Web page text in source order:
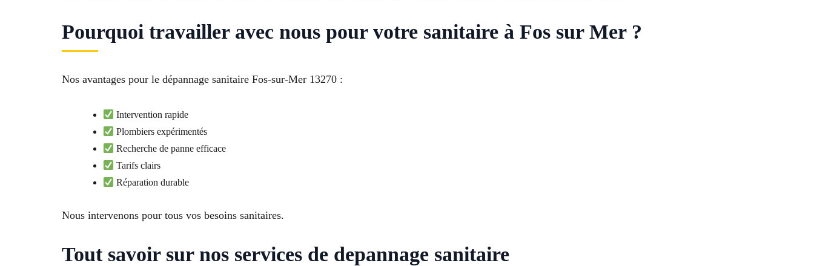
Pourquoi travailler avec nous pour votre sanitaire à Fos sur Mer ?
Nos avantages pour le dépannage sanitaire Fos-sur-Mer 13270 :
Intervention rapide
Plombiers expérimentés
Recherche de panne efficace
Tarifs clairs
Réparation durable
Nous intervenons pour tous vos besoins sanitaires.
Tout savoir sur nos services de depannage sanitaire